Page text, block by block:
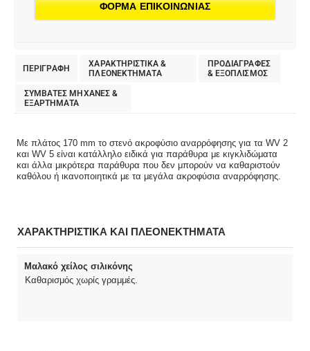
ΦΟΡΜΑ ΕΠΙΚΟΙΝΩΝΙΑΣ
ΠΕΡΙΓΡΑΦΗ
ΧΑΡΑΚΤΗΡΙΣΤΙΚΑ &
ΠΛΕΟΝΕΚΤΗΜΑΤΑ
ΠΡΟΔΙΑΓΡΑΦΕΣ
& EΞΟΠΛΙΣΜΟΣ
ΣΥΜΒΑΤΕΣ ΜΗΧΑΝΕΣ &
ΕΞΑΡΤΗΜΑΤΑ
Με πλάτος 170 mm το στενό ακροφύσιο αναρρόφησης για τα WV 2
και WV 5 είναι κατάλληλο ειδικά για παράθυρα με κιγκλιδώματα
και άλλα μικρότερα παράθυρα που δεν μπορούν να καθαριστούν
καθόλου ή ικανοποιητικά με τα μεγάλα ακροφύσια αναρρόφησης.
ΧΑΡΑΚΤΗΡΙΣΤΙΚΑ ΚΑΙ ΠΛΕΟΝΕΚΤΗΜΑΤΑ
Μαλακό χείλος σιλικόνης
Καθαρισμός χωρίς γραμμές.